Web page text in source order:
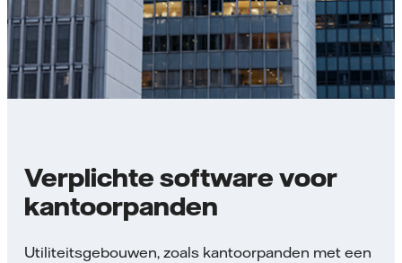
Verplichte software voor
kantoorpanden
Utiliteitsgebouwen, zoals kantoorpanden met een